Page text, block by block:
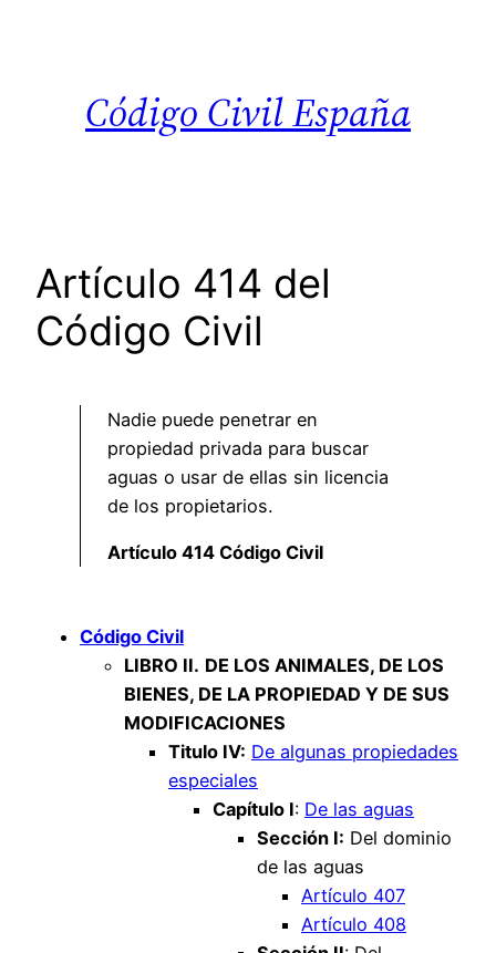
Código Civil España
Artículo 414 del
Código Civil
Nadie puede penetrar en
propiedad privada para buscar
aguas o usar de ellas sin licencia
de los propietarios.
Artículo 414 Código Civil
Código Civil
LIBRO II. DE LOS ANIMALES, DE LOS
BIENES, DE LA PROPIEDAD Y DE SUS
MODIFICACIONES
Titulo IV: De algunas propiedades
especiales
Capítulo I: De las aguas
Sección I: Del dominio
de las aguas
Artículo 407
Artículo 408